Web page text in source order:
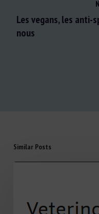
Les vegans, les anti-
nous
Similar Posts